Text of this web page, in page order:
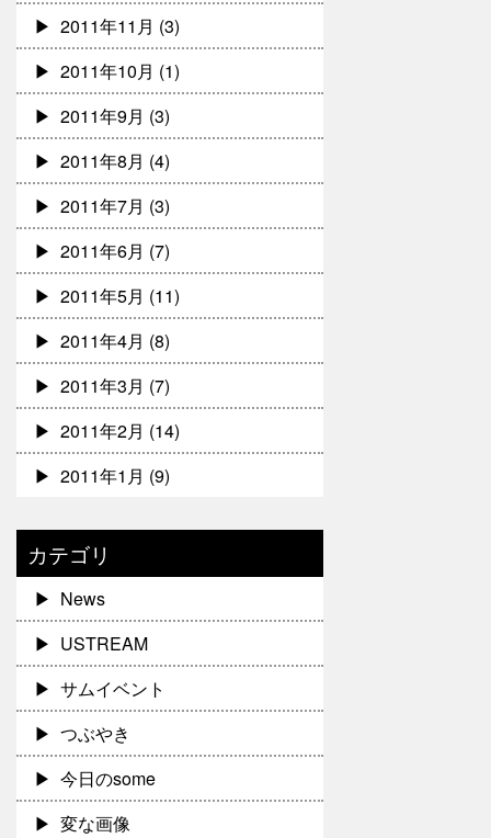
2011年11月 (3)
2011年10月 (1)
2011年9月 (3)
2011年8月 (4)
2011年7月 (3)
2011年6月 (7)
2011年5月 (11)
2011年4月 (8)
2011年3月 (7)
2011年2月 (14)
2011年1月 (9)
カテゴリ
News
USTREAM
サムイベント
つぶやき
今日のsome
変な画像